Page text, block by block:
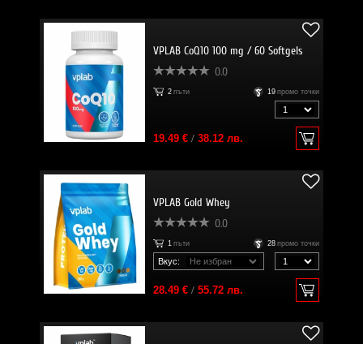
VPLAB CoQ10 100 mg / 60 Softgels
0.0
2 пъти 19 промо точки
19.49 €/ 38.12 лв.
VPLAB Gold Whey
0.0
1 пъти 28 промо точки
Вкус:
28.49 €/ 55.72 лв.